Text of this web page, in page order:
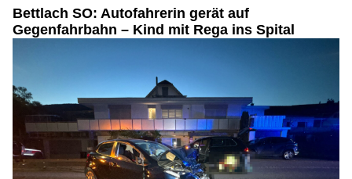
Bettlach SO: Autofahrerin gerät auf
Gegenfahrbahn – Kind mit Rega ins Spital